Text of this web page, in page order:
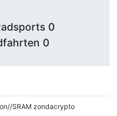
0
0
SRAM zondacrypto